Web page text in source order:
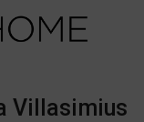
Villasimius